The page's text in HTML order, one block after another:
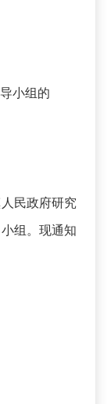
小组的
民政府研究
组。现通知